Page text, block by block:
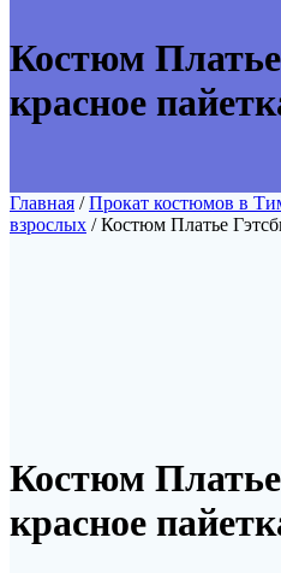
Костюм
красное
Главная /Прокат костюмов в
взрослых / Костюм Платье
Костюм
красное